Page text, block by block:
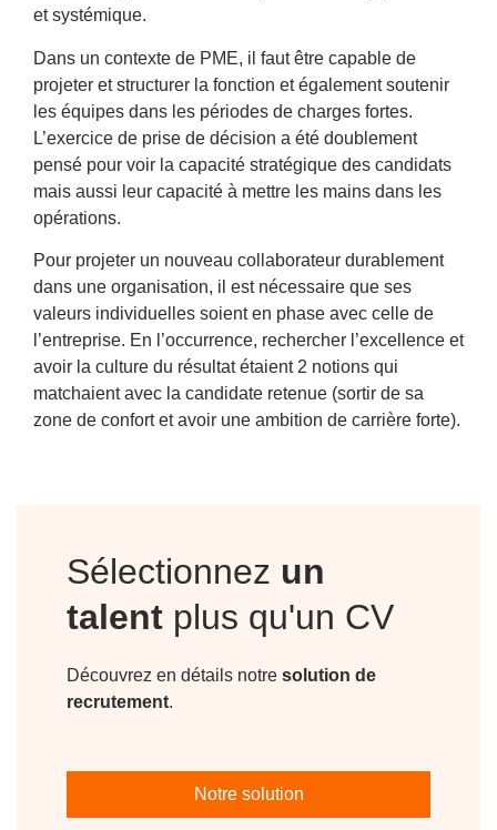
et systémique.
Dans un contexte de PME, il faut être capable de
projeter et structurer la fonction et également soutenir
les équipes dans les périodes de charges fortes.
L’exercice de prise de décision a été doublement
pensé pour voir la capacité stratégique des candidats
mais aussi leur capacité à mettre les mains dans les
opérations.
Pour projeter un nouveau collaborateur durablement
dans une organisation, il est nécessaire que ses
valeurs individuelles soient en phase avec celle de
l’entreprise. En l’occurrence, rechercher l’excellence et
avoir la culture du résultat étaient 2 notions qui
matchaient avec la candidate retenue (sortir de sa
zone de confort et avoir une ambition de carrière forte).
Sélectionnez un
talent plus qu'un CV
Découvrez en détails notre solution de
recrutement.
Notre solution